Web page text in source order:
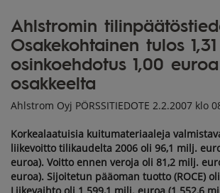
ETUSIVU
MEDIA
PÖRSSITIEDOTTEET
2007
AHLSTROMIN
2006:
OSAKEKOHTAINEN
TULOS 1,31 EUROA,
Ahlstromin
Osakekohtainen tulos
osinkoehdotus 1,00 euroa
osakkeelta
Ahlstrom Oyj PÖRSSITIEDOTE 2.2.2007 klo
Korkealaatuisia kuitumateriaaleja
liikevoitto tilikaudelta 2006 oli 96,1 milj.
euroa). Voitto ennen veroja oli 81,2 milj.
euroa). Sijoitetun pääoman tuotto (ROCE) oli